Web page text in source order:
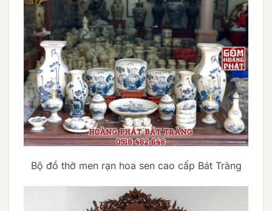
Bộ đồ thờ men rạn hoa sen cao cấp Bát Tràng